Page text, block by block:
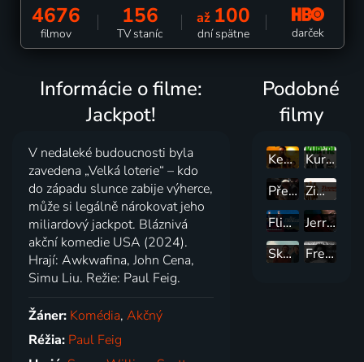
4676
filmov
156
TV staníc
až 100
dní spätne darček
Informácie o filme:
Jackpot!
V nedaleké budoucnosti byla
zavedena „Velká loterie“ – kdo
do západu slunce zabije výherce,
může si legálně nárokovat jeho
miliardový jackpot. Bláznivá
akční komedie USA (2024).
Hrají: Awkwafina, John Cena,
Simu Liu. Režie: Paul Feig.
Žáner: Komédia,Akčný
Réžia: Paul Feig
Podobné
filmy
Kevin Hart: Tvrdý oříšek 2
Kurýři
Před oponou, za oponou
Zimné prázdniny
Flight of the Conchords: Živě z Londýna
Jerrod Carmichael: Rothaniel
Skutočná bolesť
Fremont